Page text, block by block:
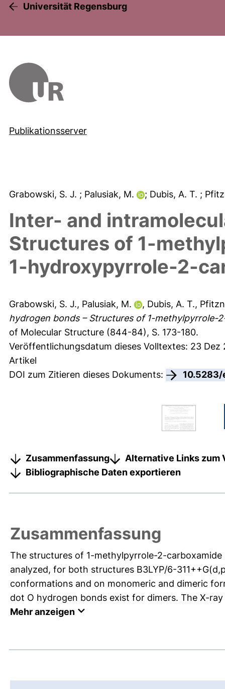
Universität Regensburg
Publikationsserver
Grabowski, S. J. ; Palusiak, M. ; Dubis, A. T. ;
Inter- and
Structures of 1-
1-hydroxypyrrole-2-
Grabowski, S. J., Palusiak, M. , Dubis, A. T.,
hydrogen bonds – Structures of 1-
of Molecular Structure (844-84), S. 173-180.
Veröffentlichungsdatum dieses Volltextes: 23 Dez
Artikel
DOI zum Zitieren dieses Dokuments:
10.5283/
Zusammenfassung
Alternative Links zum
Bibliographische Daten exportieren
Zusammenfassung
The structures of 1-methylpyrrole-2-
analyzed, for both structures B3LYP/6-
conformations and on monomeric and dimeric
dot O hydrogen bonds exist for dimers. The X-
Mehr anzeigen